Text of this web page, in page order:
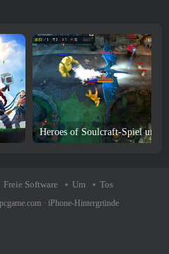
Freie Software Um Tos
· iPhone-Hintergründe